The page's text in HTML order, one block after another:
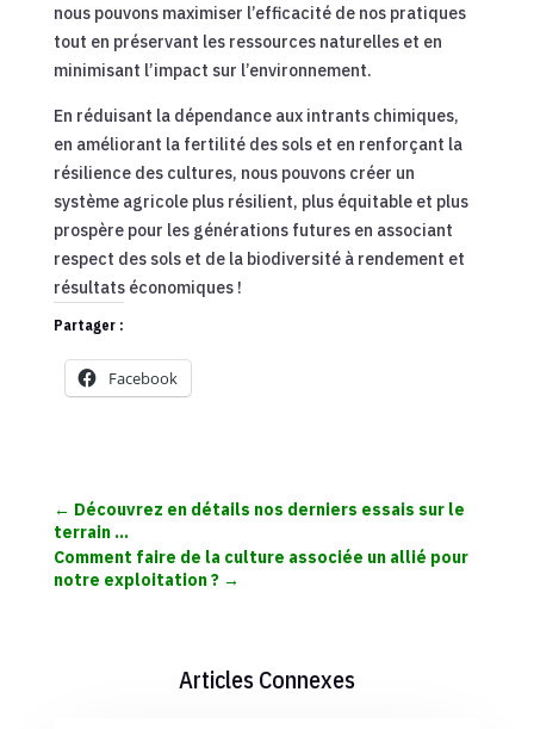
nous pouvons maximiser l’efficacité de nos pratiques
tout en préservant les ressources naturelles et en
minimisant l’impact sur l’environnement.
En réduisant la dépendance aux intrants chimiques,
en améliorant la fertilité des sols et en renforçant la
résilience des cultures, nous pouvons créer un
système agricole plus résilient, plus équitable et plus
prospère pour les générations futures en associant
respect des sols et de la biodiversité à rendement et
résultats économiques !
Partager :
Facebook
← Découvrez en détails nos derniers essais sur le
terrain …
Comment faire de la culture associée un allié pour
notre exploitation ?→
Articles Connexes